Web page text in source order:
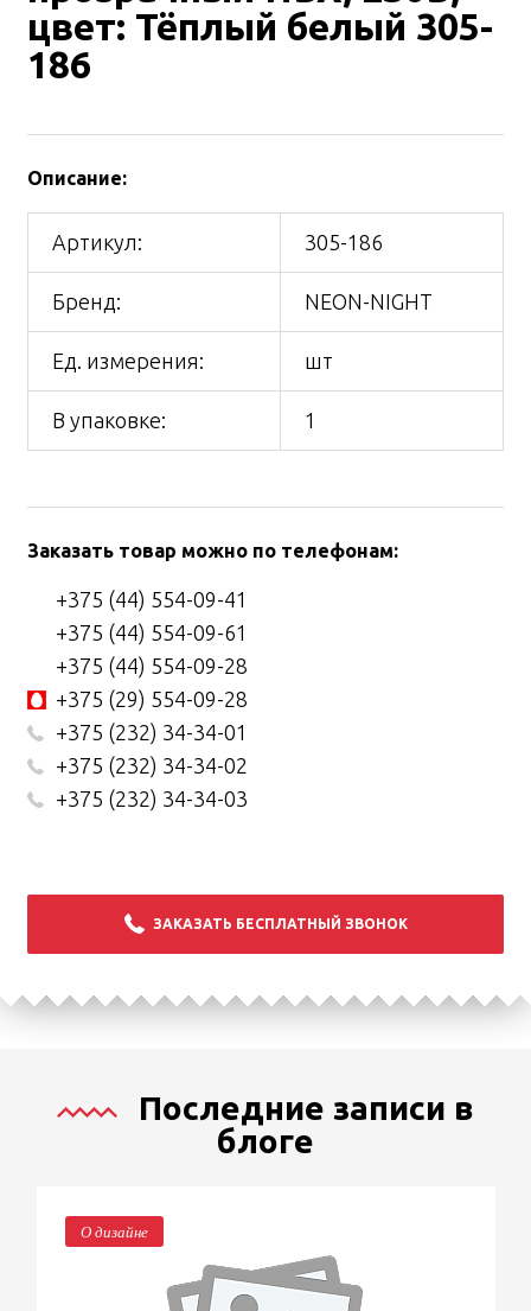
цвет: Тёплый белый 305-
186
Описание:
Артикул: 305-186
Бренд: NEON-NIGHT
Ед. измерения: шт
В упаковке: 1
Заказать товар можно по телефонам:
+375 (44) 554-09-41
+375 (44) 554-09-61
+375 (44) 554-09-28
+375 (29) 554-09-28
+375 (232) 34-34-01
+375 (232) 34-34-02
+375 (232) 34-34-03
ЗАКАЗАТЬ БЕСПЛАТНЫЙ ЗВОНОК
Последние записи в
блоге
О дизайне